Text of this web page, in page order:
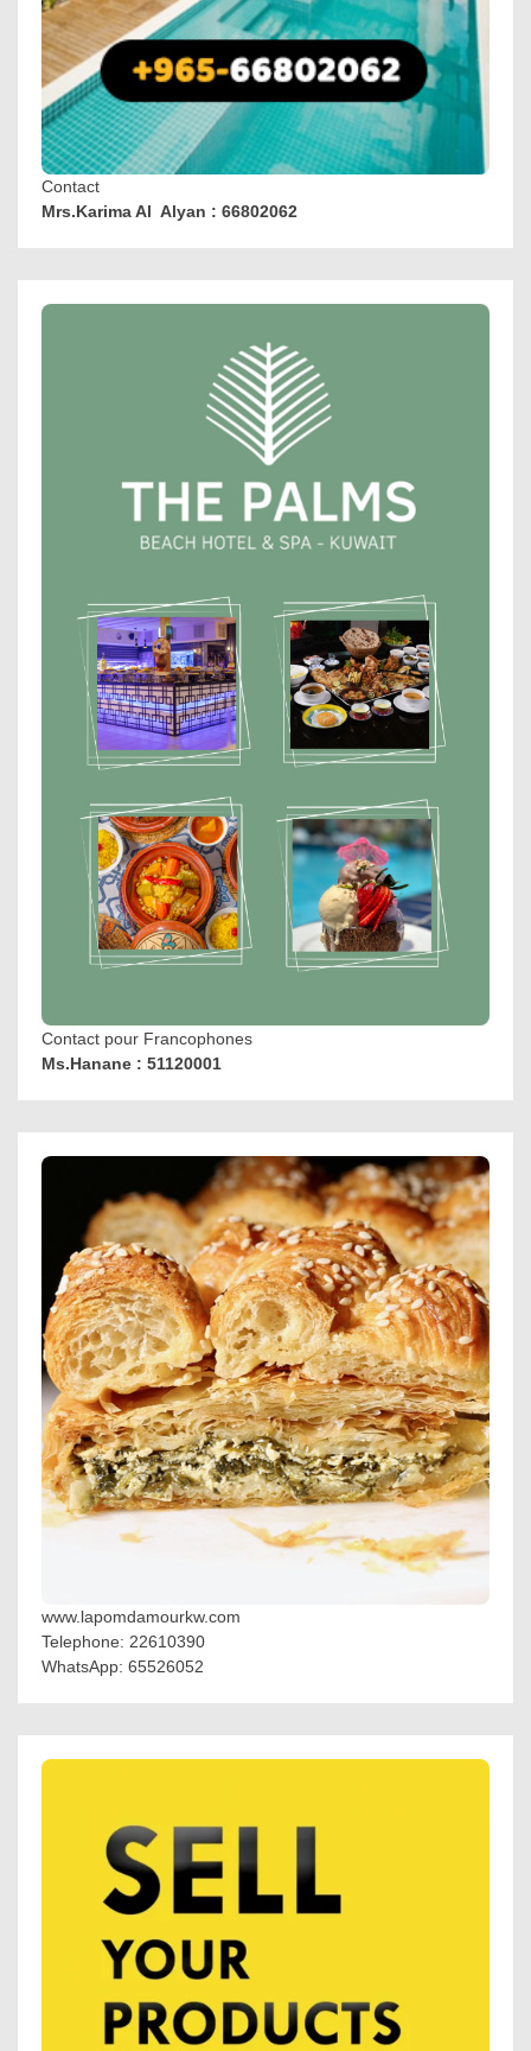
Contact
Mrs.Karima Al Alyan : 66802062
Contact pour Francophones
Ms.Hanane : 51120001
www.lapomdamourkw.com
Telephone: 22610390
WhatsApp: 65526052